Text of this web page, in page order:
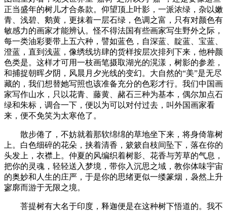
正当盛年的树儿才合条款。仰望顶上叶影，一派浓绿，杂以嫩
青、浅碧、鹅黄，更抹着一层石绿，色调之富，只有对颜色有
敏感力的画家才能辨认。怪不得法国有些画家写生野外之际，
每一类油彩要带上五六种，譬如蓝色，自深蓝、靛蓝、宝蓝、
澄蓝，直到浅蓝，像绣线坊肆的货样按层次排列下来，他种颜
色类是。这样才可用一枝画笔摄取湖光的滉漾，树影的参差，
和捕捉朝晖夕阴，风晨月夕光线的变幻。大自然的“美”是无尽
藏的，我们想替她写照也该准备充分的色彩才行。我们中国画
家写作山水，只以花青、藤黄、赭石三种为基本，偶尔加点石
绿和朱标，调合一下，便以为可以对付过去，叫外国画家看
来，便不免笑为太寒伧了。
散步倦了，不妨就着那软绵绵的草地坐下来，将身倚靠树
上。白色细碎的花朵，挟着清香，簌簌自枝间坠下，落在你的
头发上，衣襟上。仲夏的风编织着树影、花香与芳草的气息，
把你的灵魂，轻轻送入梦境，带你入沉思之域，教你体味宇宙
的奥妙和人生的庄严，于是你的思绪更似一缕篆烟，袅然上升
寥廓而游于无限之境。
菩提树有大名于印度，释迦便是在这种树下悟道的。我不